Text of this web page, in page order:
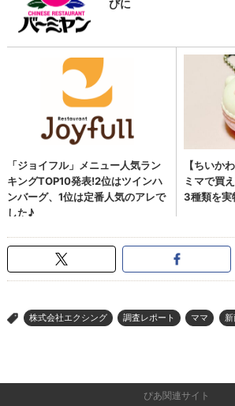
> 株式会社エクシング 調査レポート ママ
ぴあ関連サイト